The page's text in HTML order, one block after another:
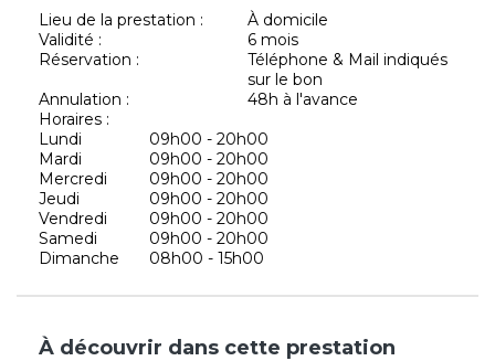
Lieu de la prestation :
À domicile
Validité :
6 mois
Réservation :
Téléphone & Mail indiqués
sur le bon
Annulation :
48h à l'avance
Horaires :
Lundi
09h00 - 20h00
Mardi
09h00 - 20h00
Mercredi
09h00 - 20h00
Jeudi
09h00 - 20h00
Vendredi
09h00 - 20h00
Samedi
09h00 - 20h00
Dimanche
08h00 - 15h00
À découvrir dans cette prestation